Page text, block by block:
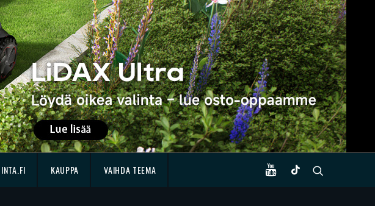
KAUPPA VAIHDA TEEMA